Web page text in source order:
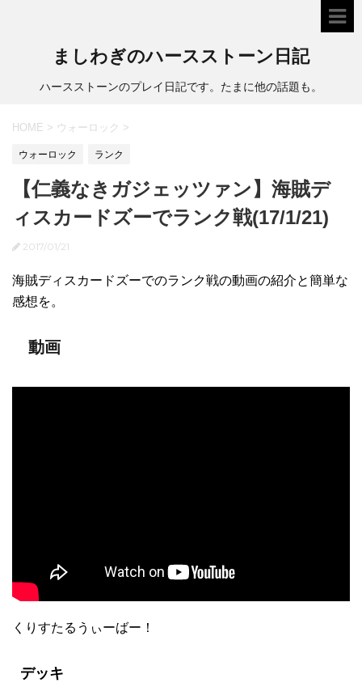
ましわぎのハースストーン日記
ハースストーンのプレイ日記です。たまに他の話題も。
HOME > ウォーロック >
ウォーロック ランク
【仁義なきガジェッツァン】海賊デ
ィスカードズーでランク戦(17/1/21)
2017/01/21
海賊ディスカードズーでのランク戦の動画の紹介と簡単な
感想を。
動画
くりすたるうぃーばー！
デッキ